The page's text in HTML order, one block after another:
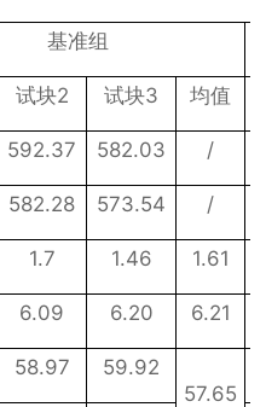
基准组
试块2 试块3 均值
592.37 582.03 /
582.28 573.54 /
1.7 1.46 1.61
6.09 6.20 6.21
58.97
59.92
57.65